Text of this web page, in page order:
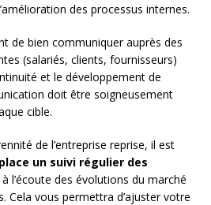
des processus internes.
de bien communiquer auprès des
(salariés, clients, fournisseurs)
et le développement de
doit être soigneusement
cible.
de l’entreprise reprise, il est
un suivi régulier des
à l’écoute des évolutions du marché
Cela vous permettra d’ajuster votre